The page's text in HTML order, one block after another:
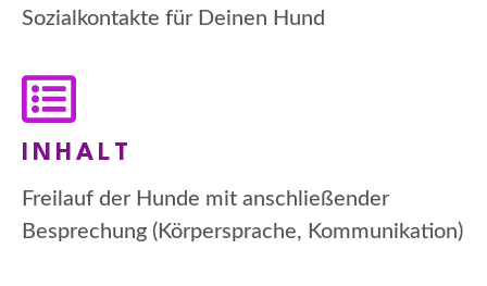
Sozialkontakte für Deinen Hund
INHALT
Freilauf der Hunde mit anschließender
Besprechung (Körpersprache, Kommunikation)